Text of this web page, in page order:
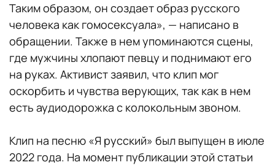
Таким образом, он создает образ русского
человека как гомосексуала», — написано в
обращении. Также в нем упоминаются сцены,
где мужчины хлопают певцу и поднимают его
на руках. Активист заявил, что клип мог
оскорбить и чувства верующих, так как в нем
есть аудиодорожка с колокольным звоном.
Клип на песню «Я русский» был выпущен в июле
2022 года. На момент публикации этой статьи